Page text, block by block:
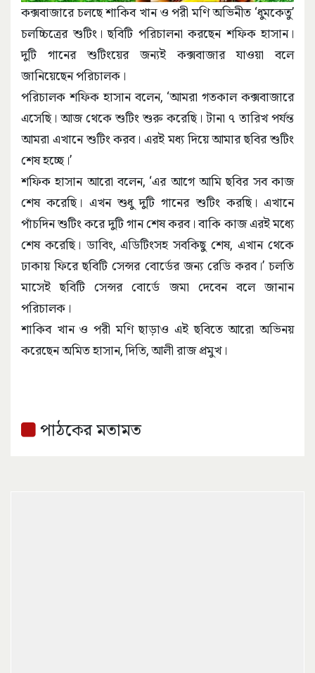
কক্সবাজারে চলছে শাকিব খান ও পরী মণি অভিনীত ‘ধুমকেতু’
চলচ্চিত্রের শুটিং। ছবিটি পরিচালনা করছেন শফিক হাসান।
দুটি গানের শুটিংয়ের জন্যই কক্সবাজার যাওয়া বলে
জানিয়েছেন পরিচালক।
পরিচালক শফিক হাসান বলেন, ‘আমরা গতকাল কক্সবাজারে
এসেছি। আজ থেকে শুটিং শুরু করেছি। টানা ৭ তারিখ পর্যন্ত
আমরা এখানে শুটিং করব। এরই মধ্য দিয়ে আমার ছবির শুটিং
শেষ হচ্ছে।’
শফিক হাসান আরো বলেন, ‘এর আগে আমি ছবির সব কাজ
শেষ করেছি। এখন শুধু দুটি গানের শুটিং করছি। এখানে
পাঁচদিন শুটিং করে দুটি গান শেষ করব। বাকি কাজ এরই মধ্যে
শেষ করেছি। ডাবিং, এডিটিংসহ সবকিছু শেষ, এখান থেকে
ঢাকায় ফিরে ছবিটি সেন্সর বোর্ডের জন্য রেডি করব।’ চলতি
মাসেই ছবিটি সেন্সর বোর্ডে জমা দেবেন বলে জানান
পরিচালক।
শাকিব খান ও পরী মণি ছাড়াও এই ছবিতে আরো অভিনয়
করেছেন অমিত হাসান, দিতি, আলী রাজ প্রমুখ।
পাঠকের মতামত